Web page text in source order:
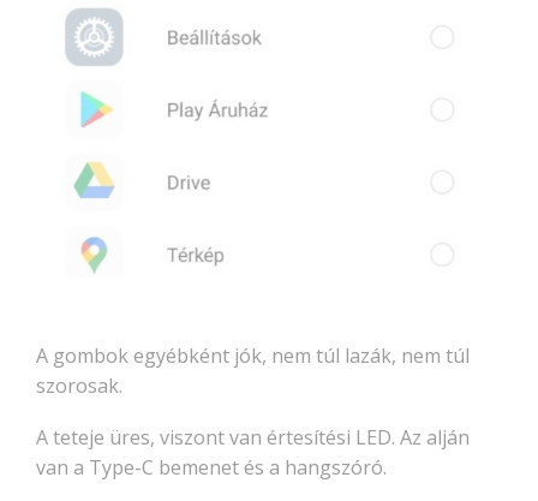
A gombok egyébként jók, nem túl lazák, nem túl
szorosak.
A teteje üres, viszont van értesítési LED. Az alján
van a Type-C bemenet és a hangszóró.